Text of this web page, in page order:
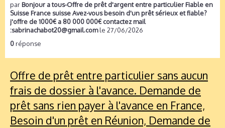
parBonjour a tous-Offre de prêt d'argent entre particulier Fiable en
Suisse France suisse Avez-vous besoin d'un prêt sérieux et fiable?
j'offre de 1000€ a 80 000 000€ contactez mail
:sabrinachabot20@gmail.comle 27/06/2026
0réponse
Offre de prêt entre particulier sans aucun
frais de dossier à l'avance. Demande de
prêt sans rien payer à l'avance en France,
Besoin d'un prêt en Réunion, Demande de